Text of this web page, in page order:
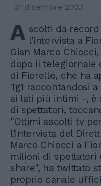
31 dicembre 2023
A scolti da record
l'intervista a
Gian Marco
dopo il telegiornale
di Fiorello, che ha
Tg1 raccontandosi
ai lati più intimi -, è
di spettatori,
"Ottimi ascolti tv
l'intervista del
Marco Chiocci a
milioni di spettatori
share", ha twittato
proprio canale